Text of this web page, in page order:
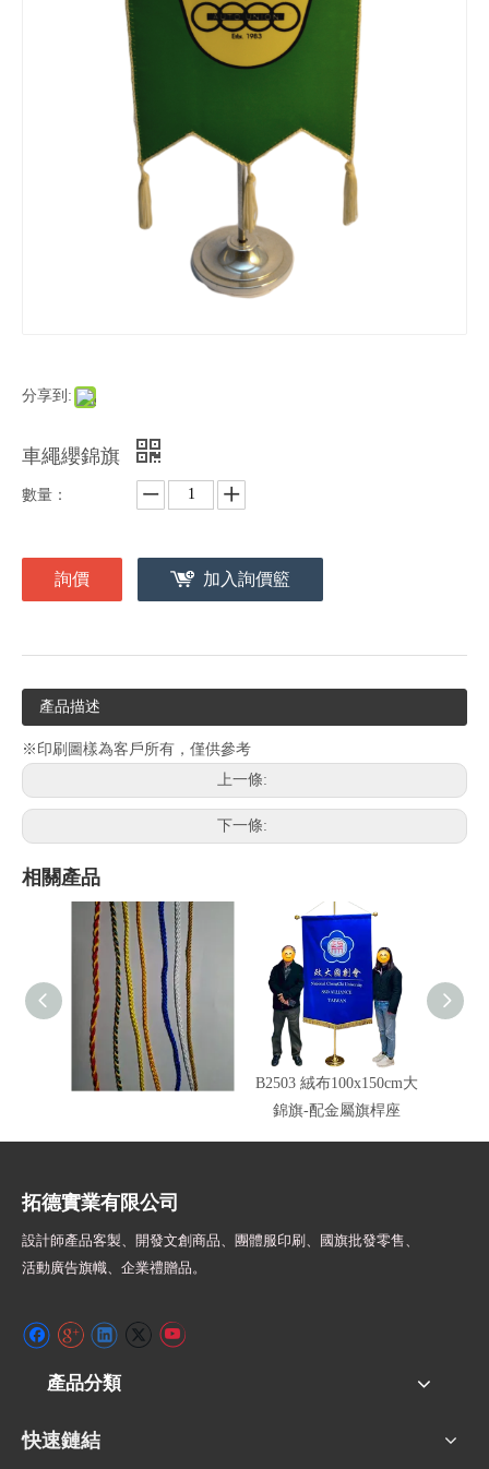
分享到:
車繩纓錦旗
數量：
詢價 加入詢價籃
產品描述
※印刷圖樣為客戶所有，僅供參考
上一條:
下一條:
相關產品
車繩錦旗邊繩顏色
B2503 絨布100x150cm大
錦旗-配金屬旗桿座
拓德實業有限公司
設計師產品客製、開發文創商品、團體服印刷、 國旗批發零售、
活動廣告旗幟、 企業禮贈品。
產品分類
快速鏈結